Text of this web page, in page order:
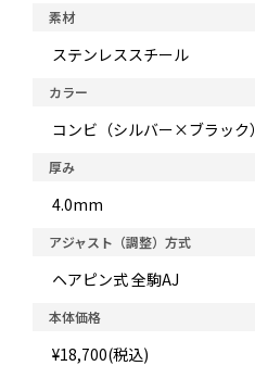
素材
ステンレススチール
カラー
コンビ（シルバー×ブラック）
厚み
4.0mm
アジャスト（調整）方式
ヘアピン式 全駒AJ
本体価格
¥18,700(税込)